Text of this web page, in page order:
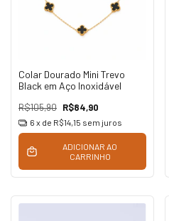
Colar Dourado Mini Trevo
Black em Aço Inoxidável
R$105,90 R$84,90
6 x de R$14,15 sem juros
ADICIONAR AO
CARRINHO